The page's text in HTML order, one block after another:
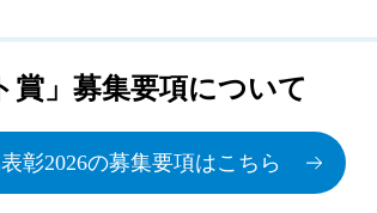
賞」募集要項について
彰2026の募集要項はこちら